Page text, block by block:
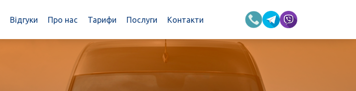
Відгуки Про нас Тарифи Послуги Контакти